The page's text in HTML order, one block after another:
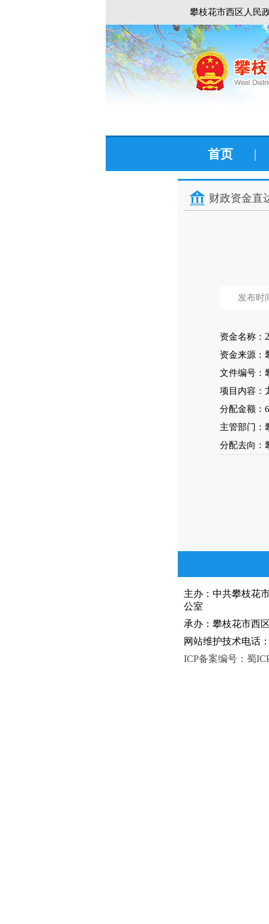
攀枝花市西区人民
首页 |
财政资金直
发布时
资金名称：
资金来源：
文件编号：
项目内容：
分配金额：
主管部门：
分配去向：
主办：中共攀枝
公室
承办：攀枝花市西
网站维护技术电话
ICP备案编号：蜀